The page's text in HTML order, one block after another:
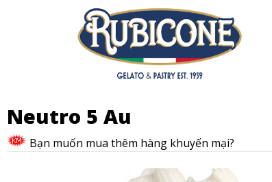
Neutro 5 Au
Bạn muốn mua thêm hàng khuyến mại?